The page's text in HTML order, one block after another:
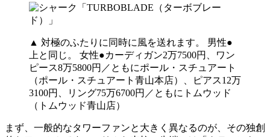
▲ 対極のふたりに同時に風を送れます。 男性●
上と同じ。 女性●カーディガン2万7500円、ワン
ピース8万5800円／ともにポール・スチュアート
（ポール・スチュアート青山本店）、ピアス12万
3100円、リング75万6700円／ともにトムウッド
（トムウッド青山店）
まず、一般的なタワーファンと大きく異なるのが、その独創